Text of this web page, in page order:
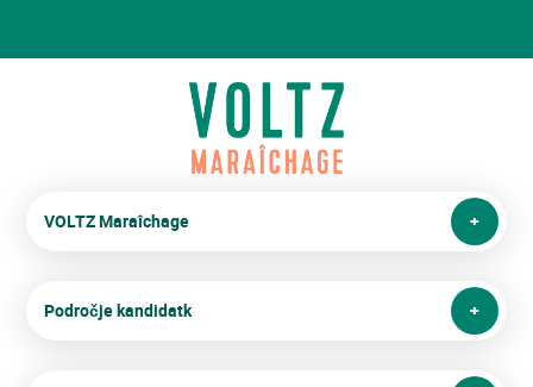
VOLTZ Maraîchage
Področje kandidatk